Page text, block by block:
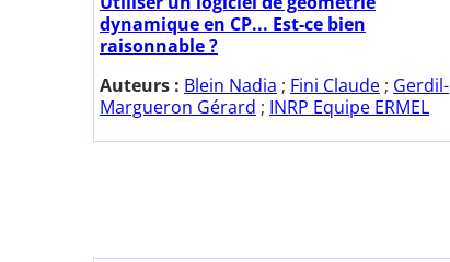
dynamique en CP... Est-ce bien
raisonnable ?
Auteurs : Blein Nadia ; Fini Claude ; Gerdil-
Margueron Gérard ; INRP Equipe ERMEL